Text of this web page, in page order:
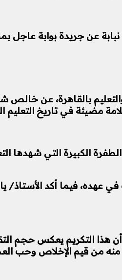
نبابة عن جريدة بوابة عاجل
بالقاهرة، عن
في تاريخ التعليم
الكبيرة التي شهدها
عهده، فيما أكد الأستاذ/
هذا التكريم يعكس حجم
منه من قيم الإخلاص وحب